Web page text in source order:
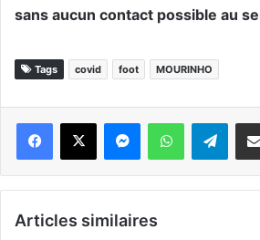
sans aucun contact possible au
Tags covid foot MOURINHO
WhatsApp Telegram
Articles similaires